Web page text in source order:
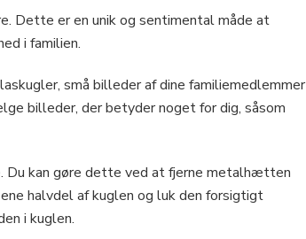
Dette er en unik og sentimental måde at
i familien.
små billeder af dine familiemedlemmer
billeder, der betyder noget for dig, såsom
Du kan gøre dette ved at fjerne metalhætten
halvdel af kuglen og luk den forsigtigt
i kuglen.